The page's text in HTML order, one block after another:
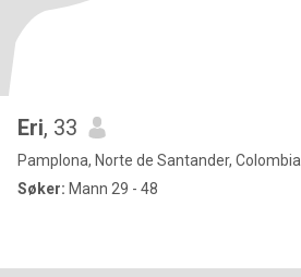
Eri, 33
Pamplona, Norte de Santander, Colombia
Søker: Mann 29 - 48